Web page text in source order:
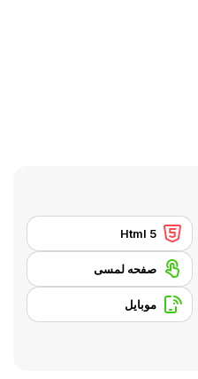
Html 5
صفحه لمسی
موبایل